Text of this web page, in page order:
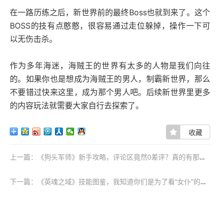
在一路历练之后，新世界前的最终Boss也就到来了。这个
BOSS的技有点憨憨，很容易通过走位躲掉，操作一下可
以无伤击杀。
作为多年海迷，海贼王的世界有太多的人物是我们向往
的。如果你也是想成为海贼王的男人，制霸新世界，那么
不要错过快来这里，成为那个男人吧。后续新世界里更多
的内容玩法就需要大家自行去探索了。
收藏
上一篇：《狗头军师》新手攻略，评论区竟然0差评？真的有那么好玩吗
下一篇：《英魂之域》技能图鉴，我知道你们是为了看“女仆”的，都懂都懂~